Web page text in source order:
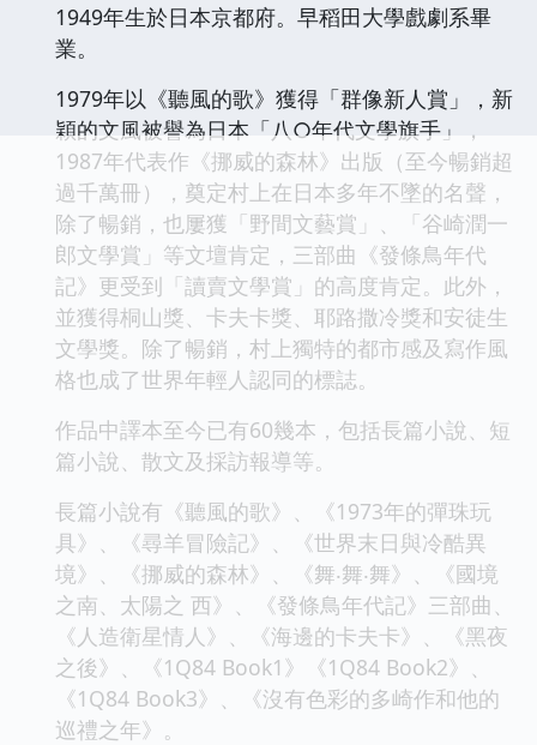
1949年生於日本京都府。早稻田大學戲劇系畢
業。
1979年以《聽風的歌》獲得「群像新人賞」，新
穎的文風被譽為日本「八○年代文學旗手」，
1987年代表作《挪威的森林》出版（至今暢銷超
過千萬冊），奠定村上在日本多年不墜的名聲，
除了暢銷，也屢獲「野間文藝賞」、「谷崎潤一
郎文學賞」等文壇肯定，三部曲《發條鳥年代
記》更受到「讀賣文學賞」的高度肯定。此外，
並獲得桐山獎、卡夫卡獎、耶路撒冷獎和安徒生
文學獎。除了暢銷，村上獨特的都市感及寫作風
格也成了世界年輕人認同的標誌。
作品中譯本至今已有60幾本，包括長篇小說、短
篇小說、散文及採訪報導等。
長篇小說有《聽風的歌》、《1973年的彈珠玩
具》、《尋羊冒險記》、《世界末日與冷酷異
境》、《挪威的森林》、《舞‧舞‧舞》、《國境
之南、太陽之 西》、《發條鳥年代記》三部曲、
《人造衛星情人》、《海邊的卡夫卡》、《黑夜
之後》、《1Q84 Book1》《1Q84 Book2》、
《1Q84 Book3》、《沒有色彩的多崎作和他的
巡禮之年》。